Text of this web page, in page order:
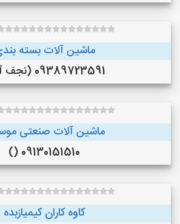
ماشین آلات بسته
09389723591 (نجف‌ آباد)
ماشین آلات صنعتی
09130151510 ()
کاوه کاران کیمیازبده